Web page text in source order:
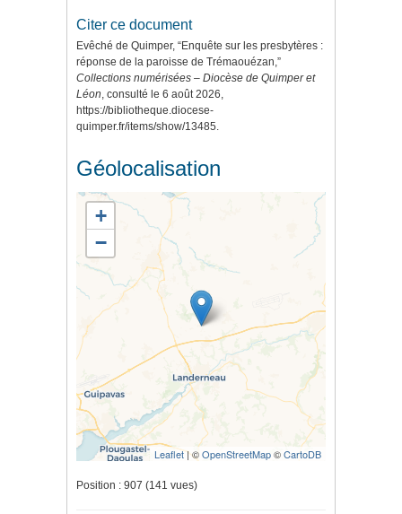
Citer ce document
Evêché de Quimper, “Enquête sur les presbytères :
réponse de la paroisse de Trémaouézan,”
Collections numérisées – Diocèse de Quimper et
Léon, consulté le 6 août 2026,
https://bibliotheque.diocese-
quimper.fr/items/show/13485.
Géolocalisation
+
−
Leaflet| ©OpenStreetMap©CartoDB
Position : 907 (141 vues)